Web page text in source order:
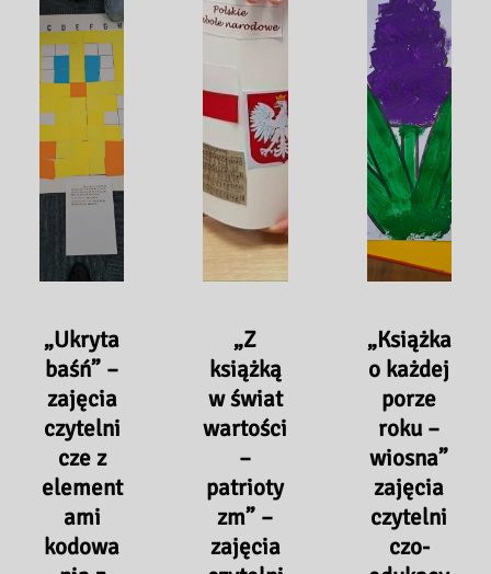
edukacyjne
z
elementami
biblioterapii
w
SP
TWP
Ciechanowie
czytelniczo-
plastyczne
elementami
biblioterapii
w
Miejskim
Przedszkolu
nr
Ciechanowie
–
29.05.2026
r.
zajęcia
czytelniczo-
edukacyjne
w
Niepublicznym
Przedszkolu
Językowym
Akademia
Krasnoludków
Ciechanowie
–
27.05.2026
„Ukryta
baśń” –
zajęcia
czytelni
cze z
element
ami
kodowa
„Z
książką
w świat
wartości
–
patrioty
zm” –
zajęcia
„Książka
o każdej
porze
roku –
wiosna”
zajęcia
czytelni
czo-